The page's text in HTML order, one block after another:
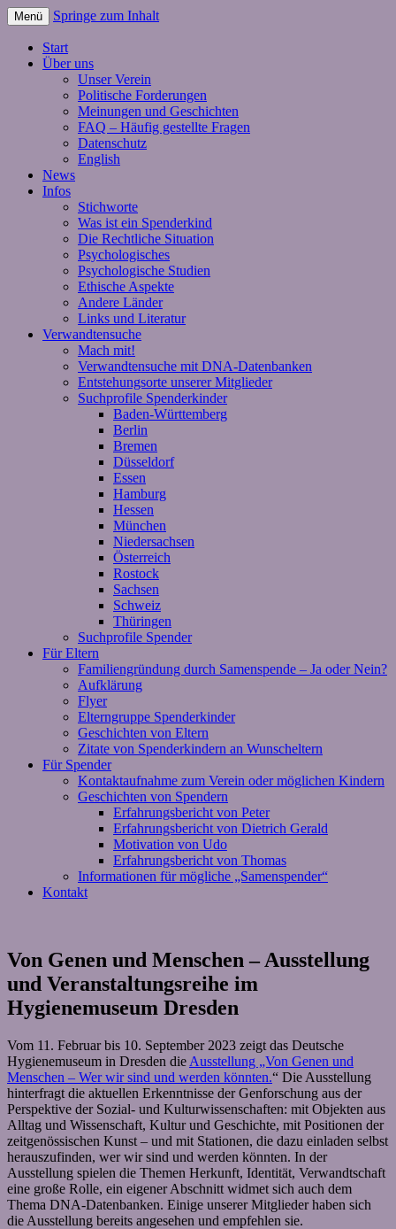
Menü Springe zum Inhalt
Start
Über uns
Unser Verein
Politische Forderungen
Meinungen und Geschichten
FAQ – Häufig gestellte Fragen
Datenschutz
English
News
Infos
Stichworte
Was ist ein Spenderkind
Die Rechtliche Situation
Psychologisches
Psychologische Studien
Ethische Aspekte
Andere Länder
Links und Literatur
Verwandtensuche
Mach mit!
Verwandtensuche mit DNA-Datenbanken
Entstehungsorte unserer Mitglieder
Suchprofile Spenderkinder
Baden-Württemberg
Berlin
Bremen
Düsseldorf
Essen
Hamburg
Hessen
München
Niedersachsen
Österreich
Rostock
Sachsen
Schweiz
Thüringen
Suchprofile Spender
Für Eltern
Familiengründung durch Samenspende – Ja oder Nein?
Aufklärung
Flyer
Elterngruppe Spenderkinder
Geschichten von Eltern
Zitate von Spenderkindern an Wunscheltern
Für Spender
Kontaktaufnahme zum Verein oder möglichen Kindern
Geschichten von Spendern
Erfahrungsbericht von Peter
Erfahrungsbericht von Dietrich Gerald
Motivation von Udo
Erfahrungsbericht von Thomas
Informationen für mögliche „Samenspender“
Kontakt
Von Genen und Menschen – Ausstellung
und Veranstaltungsreihe im
Hygienemuseum Dresden
Vom 11. Februar bis 10. September 2023 zeigt das Deutsche
Hygienemuseum in Dresden die Ausstellung „Von Genen und
Menschen – Wer wir sind und werden könnten.“ Die Ausstellung
hinterfragt die aktuellen Erkenntnisse der Genforschung aus der
Perspektive der Sozial- und Kulturwissenschaften: mit Objekten aus
Alltag und Wissenschaft, Kultur und Geschichte, mit Positionen der
zeitgenössischen Kunst – und mit Stationen, die dazu einladen selbst
herauszufinden, wer wir sind und werden könnten. In der
Ausstellung spielen die Themen Herkunft, Identität, Verwandtschaft
eine große Rolle, ein eigener Abschnitt widmet sich auch dem
Thema DNA-Datenbanken. Einige unserer Mitglieder haben sich
die Ausstellung bereits angesehen und empfehlen sie.